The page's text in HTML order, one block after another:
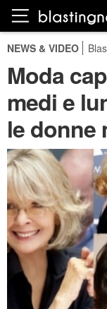
NEWS & VIDEO
Moda
medi e
le donne